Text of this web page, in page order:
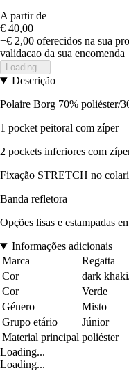
A partir de
€ 40,00
+€ 2,00 oferecidos na sua
validacao da sua encomenda
Loading...
Descrição
Polaire Borg 70% poliéster/
1 pocket peitoral com zíper
2 pockets inferiores com
Fixação STRETCH no
Banda refletora
Opções lisas e estampadas
Informações adicionais
Marca
Regatta
Cor
dark
Cor
Verde
Género
Misto
Grupo etário
Júnior
Material principal poliéster
Loading...
Loading...